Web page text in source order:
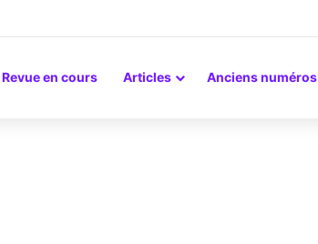
Revue en cours Articles Anciens numéros